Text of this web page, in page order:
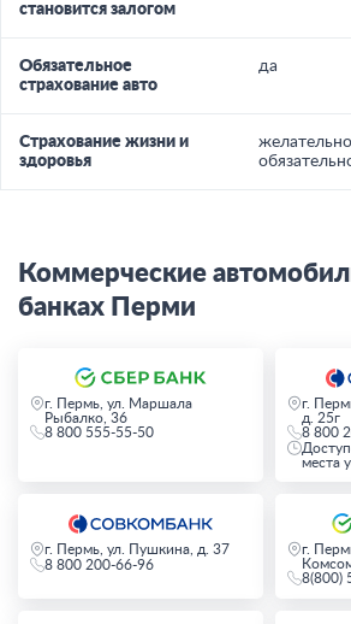
становится залогом
Обязательное
страхование авто
да
Страхование жизни и
здоровья
Коммерческие
банках Перми
г. Пермь, ул. Маршала
Рыбалко, 36
8 800 555-55-50
г.
д. 25г
8 800
места
г. Пермь, ул. Пушкина, д. 37
8 800 200-66-96
г.
8(800)